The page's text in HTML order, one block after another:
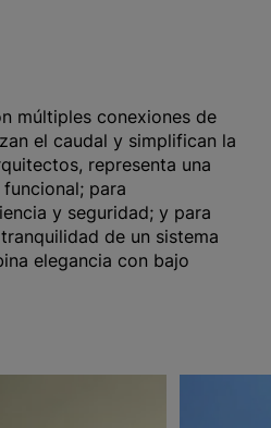
múltiples conexiones de
el caudal y simplifican la
representa una
para
y seguridad; y para
de un sistema
elegancia con bajo